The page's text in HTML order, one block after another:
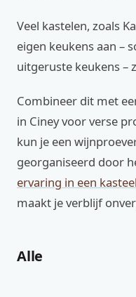
Veel kastelen, zoals
eigen keukens aan –
uitgeruste keukens –
Combineer dit met
in Ciney voor verse
kun je een
georganiseerd door
ervaring in een kasteel
maakt je verblijf
Alle